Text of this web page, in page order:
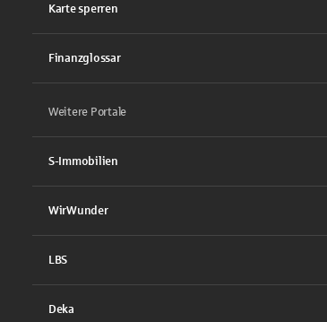
Karte sperren
Finanzglossar
Weitere Portale
S-Immobilien
WirWunder
LBS
Deka